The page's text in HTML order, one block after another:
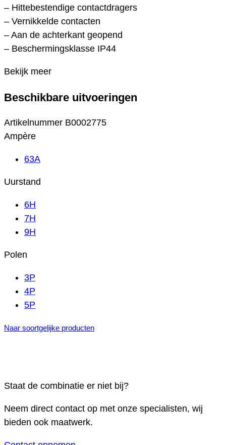
– Hittebestendige contactdragers
– Vernikkelde contacten
– Aan de achterkant geopend
– Beschermingsklasse IP44
Bekijk meer
Beschikbare uitvoeringen
Artikelnummer B0002775
Ampère
63A
Uurstand
6H
7H
9H
Polen
3P
4P
5P
Naar soortgelijke producten
Staat de combinatie er niet bij?
Neem direct contact op met onze specialisten, wij
bieden ook maatwerk.